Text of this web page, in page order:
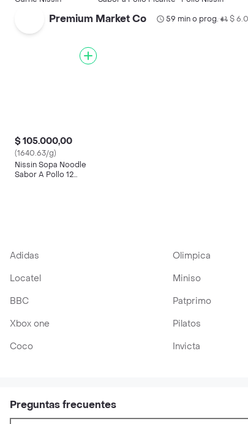
Premium Market Co 59 min o prog.• $
$ 105.000,00
(1640.63/g)
Nissin Sopa Noodle
Sabor A Pollo 12
Adidas Olimpica
Locatel
Miniso
BBC
Patprimo
Xbox one
Pilatos
Coco
Invicta
Preguntas frecuentes